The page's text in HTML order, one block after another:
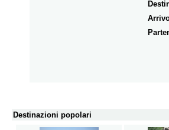
Destinazioni popolari